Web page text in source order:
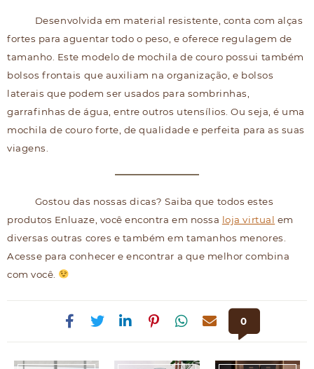
Desenvolvida em material resistente, conta com alças
fortes para aguentar todo o peso, e oferece regulagem de
tamanho. Este modelo de mochila de couro possui também
bolsos frontais que auxiliam na organização, e bolsos
laterais que podem ser usados para sombrinhas,
garrafinhas de água, entre outros utensílios. Ou seja, é uma
mochila de couro forte, de qualidade e perfeita para as suas
viagens.
Gostou das nossas dicas? Saiba que todos estes
produtos Enluaze, você encontra em nossa loja virtual em
diversas outras cores e também em tamanhos menores.
Acesse para conhecer e encontrar a que melhor combina
com você.
0